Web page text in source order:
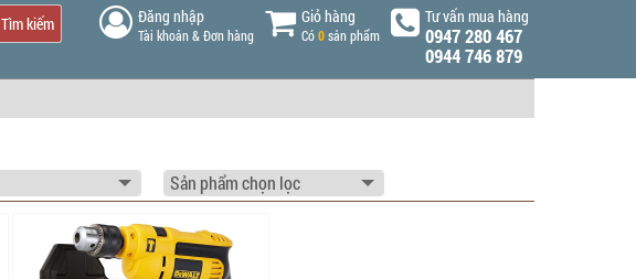
Tìm kiếm Đăng nhập
Tài khoản & Đơn hàng
Giỏ hàng
Có0sản phẩm
Tư vấn mua hàng
0947 280 467
0944 746 879